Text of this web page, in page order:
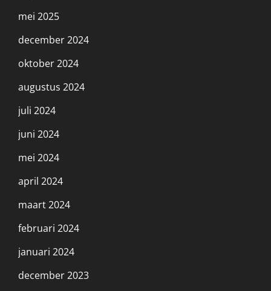
mei 2025
december 2024
oktober 2024
augustus 2024
juli 2024
juni 2024
mei 2024
april 2024
maart 2024
februari 2024
januari 2024
december 2023